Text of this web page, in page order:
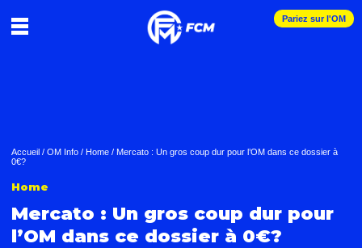
Pariez sur l'OM
Accueil / OM Info / Home / Mercato : Un gros coup dur pour l’OM dans ce dossier à
0€?
Home
Mercato : Un gros coup dur pour
l’OM dans ce dossier à 0€?